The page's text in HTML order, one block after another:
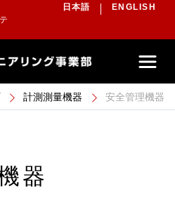
日本語 ENGLISH
計測測量機器 安全管理機器
器